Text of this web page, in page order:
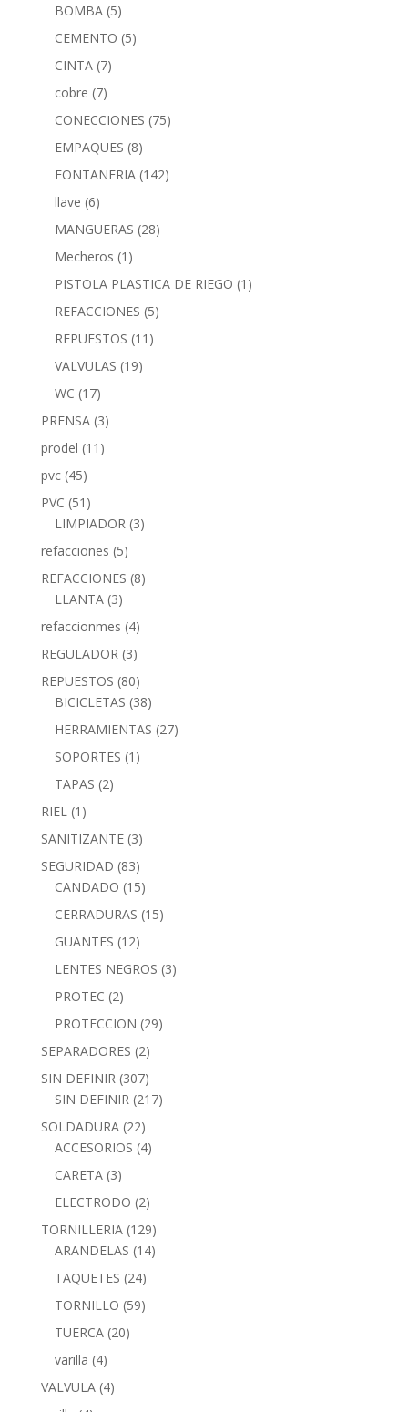
BOMBA (5)
CEMENTO (5)
CINTA (7)
cobre (7)
CONECCIONES (75)
EMPAQUES (8)
FONTANERIA (142)
llave (6)
MANGUERAS (28)
Mecheros (1)
PISTOLA PLASTICA DE RIEGO (1)
REFACCIONES (5)
REPUESTOS (11)
VALVULAS (19)
WC (17)
PRENSA (3)
prodel (11)
pvc (45)
PVC (51)
LIMPIADOR (3)
refacciones (5)
REFACCIONES (8)
LLANTA (3)
refaccionmes (4)
REGULADOR (3)
REPUESTOS (80)
BICICLETAS (38)
HERRAMIENTAS (27)
SOPORTES (1)
TAPAS (2)
RIEL (1)
SANITIZANTE (3)
SEGURIDAD (83)
CANDADO (15)
CERRADURAS (15)
GUANTES (12)
LENTES NEGROS (3)
PROTEC (2)
PROTECCION (29)
SEPARADORES (2)
SIN DEFINIR (307)
SIN DEFINIR (217)
SOLDADURA (22)
ACCESORIOS (4)
CARETA (3)
ELECTRODO (2)
TORNILLERIA (129)
ARANDELAS (14)
TAQUETES (24)
TORNILLO (59)
TUERCA (20)
varilla (4)
VALVULA (4)